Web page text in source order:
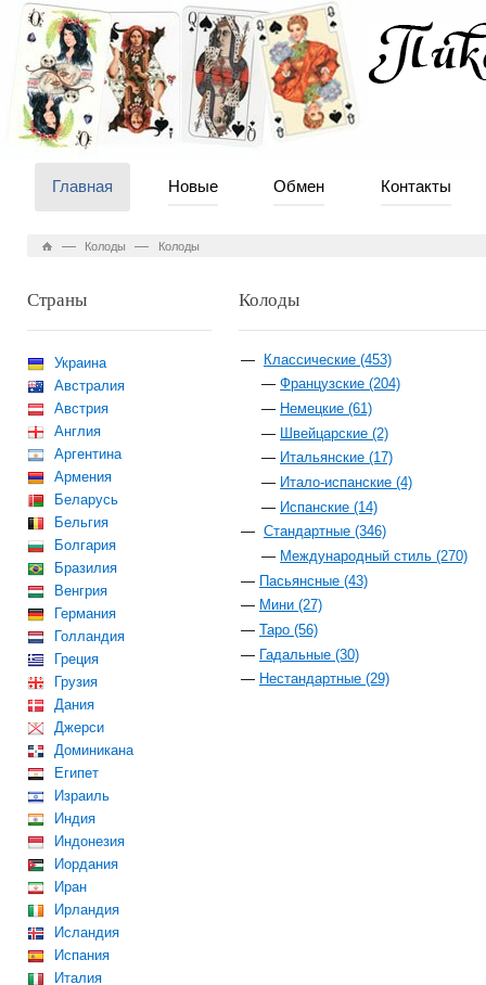
Главная Новые Обмен Контакты
— Колоды — Колоды
Страны
Украина
Австралия
Австрия
Англия
Аргентина
Армения
Беларусь
Бельгия
Болгария
Бразилия
Венгрия
Германия
Голландия
Греция
Грузия
Дания
Джерси
Доминикана
Египет
Израиль
Индия
Индонезия
Иордания
Иран
Ирландия
Исландия
Испания
Италия
Колоды
Классические (453)
Французские (204)
Немецкие (61)
Швейцарские (2)
Итальянские (17)
Итало-испанские (4)
Испанские (14)
Стандартные (346)
Международный стиль (270)
Пасьянсные (43)
Мини (27)
Таро (56)
Гадальные (30)
Нестандартные (29)